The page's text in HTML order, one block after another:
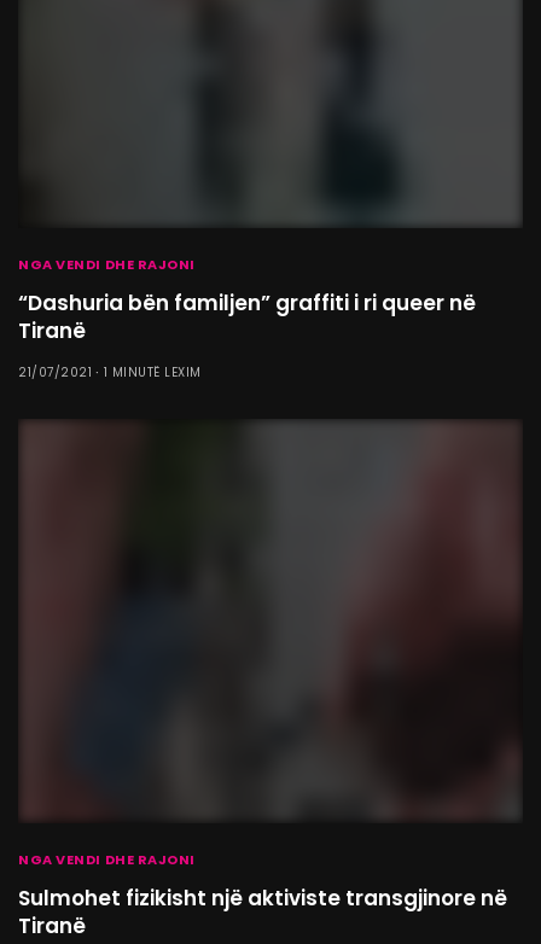
NGA VENDI DHE RAJONI
“Dashuria bën familjen” graffiti i ri queer në
Tiranë
21/07/2021 1 MINUTË LEXIM
NGA VENDI DHE RAJONI
Sulmohet fizikisht një aktiviste transgjinore në
Tiranë